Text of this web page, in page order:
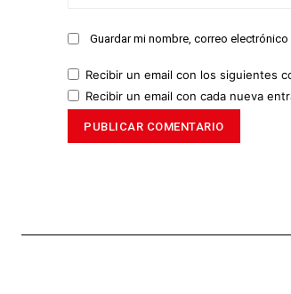
Guardar mi nombre, correo
Recibir un email con los siguientes
Recibir un email con cada nueva